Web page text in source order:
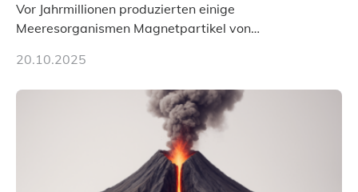
Vor Jahrmillionen produzierten einige
Meeresorganismen Magnetpartikel von
Sedimenten zu finden sind. Nun ist es einem
internationalen Team gelungen, die magnetischen
Domänen auf einem dieser „Riesenmagnetfossilien”
mit einer raffinierten Methode an der Diamond-
Röntgenquelle zu kartieren. Ihre Analyse zeigt, dass
diese Partikel es den Organismen ermöglicht haben
könnten, winzige Schwankungen sowohl in der
20.10.2025